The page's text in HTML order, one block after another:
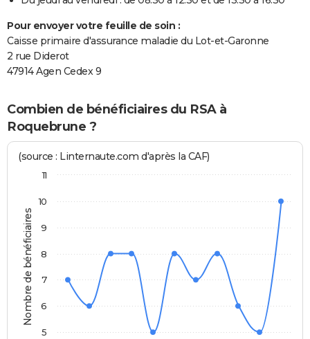
Pour envoyer votre feuille de soin :
Caisse primaire d'assurance maladie du Lot-et-Garonne
2 rue Diderot
47914 Agen Cedex 9
Combien de bénéficiaires du RSA à
Roquebrune ?
Nombre de bénéficiaires
(source : Linternaute.com d'après la CAF)
5
6
7
8
9
10
11